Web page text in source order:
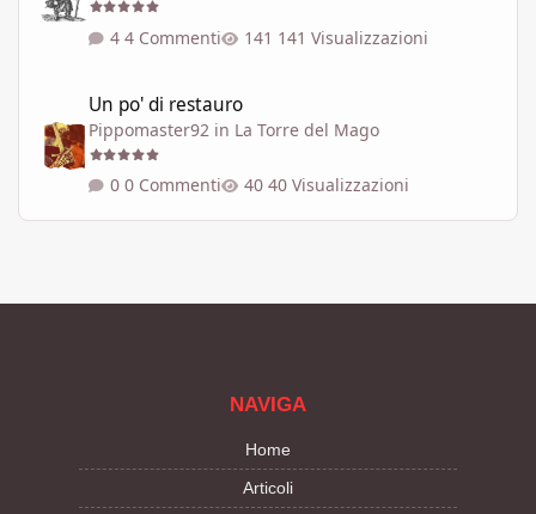
4 Commenti 141 Visualizzazioni
Un po' di restauro
Pippomaster92 in La Torre del Mago
0 Commenti 40 Visualizzazioni
NAVIGA
Home
Articoli